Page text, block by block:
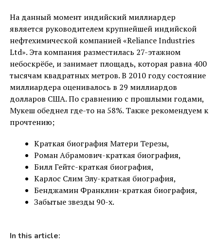
На данный момент индийский миллиардер
является руководителем крупнейшей индийской
нефтехимической компанией «Reliance Industries
Ltd». Эта компания разместилась 27-этажном
небоскрёбе, и занимает площадь, которая равна 400
тысячам квадратных метров. В 2010 году состояние
миллиардера оценивалось в 29 миллиардов
долларов США. По сравнению с прошлыми годами,
Мукеш обеднел где-то на 58%. Также рекомендуем к
прочтению;
Краткая биография Матери Терезы,
Роман Абрамович-краткая биография,
Билл Гейтс-краткая биография,
Карлос Слим Элу-краткая биография,
Бенджамин Франклин-краткая биография,
Забытые звезды 90-х.
In this article: